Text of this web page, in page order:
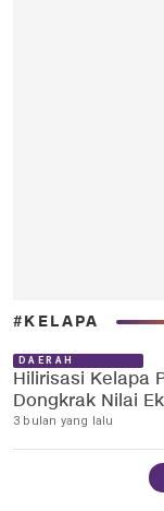
#KELAPA
DAERAH
Hilirisasi Kelapa
Dongkrak Nilai
3 bulan yang lalu